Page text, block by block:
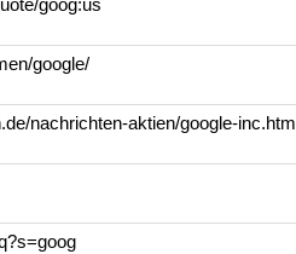
goog:us
google/
nachrichten-aktien/google-inc.htm